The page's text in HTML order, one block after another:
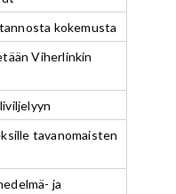
kokemusta
Viherlinkin
tavanomaisten
ja